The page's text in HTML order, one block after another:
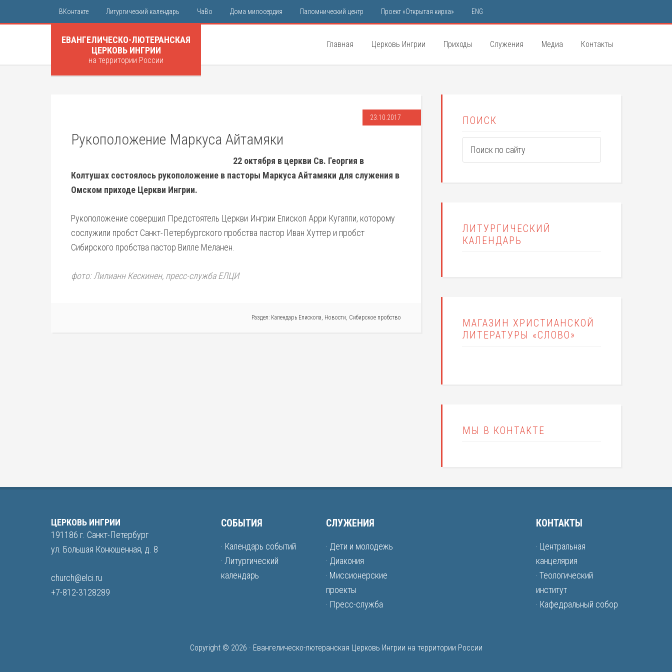
ВКонтакте Литургический календарь ЧаВо Дома милосердия Паломнический центр Проект «Открытая кирха» ENG
ЕВАНГЕЛИЧЕСКО-ЛЮТЕРАНСКАЯ
ЦЕРКОВЬ ИНГРИИ
на территории России
Главная Церковь Ингрии Приходы Служения Медиа Контакты
23.10.2017
Рукоположение Маркуса Айтамяки
22 октября в церкви Св. Георгия в
Колтушах состоялось рукоположение в пасторы Маркуса Айтамяки для служения в
Омском приходе Церкви Ингрии.
Рукоположение совершил Предстоятель Церкви Ингрии Епископ Арри Кугаппи, которому
сослужили пробст Санкт-Петербургского пробства пастор Иван Хуттер и пробст
Сибирского пробства пастор Вилле Меланен.
фото: Лилианн Кескинен, пресс-служба ЕЛЦИ
Раздел: Календарь Епископа, Новости, Сибирское пробство
ПОИСК
ЛИТУРГИЧЕСКИЙ
КАЛЕНДАРЬ
МАГАЗИН ХРИСТИАНСКОЙ
ЛИТЕРАТУРЫ «СЛОВО»
МЫ В КОНТАКТЕ
ЦЕРКОВЬ ИНГРИИ
191186 г. Санкт-Петербург
ул. Большая Конюшенная, д. 8
church@elci.ru
+7-812-3128289
СОБЫТИЯ
· Календарь событий
· Литургический
календарь
СЛУЖЕНИЯ
· Дети и молодежь
· Диакония
· Миссионерские
проекты
· Пресс-служба
КОНТАКТЫ
· Центральная
канцелярия
· Теологический
институт
· Кафедральный собор
Copyright © 2026 · Евангелическо-лютеранская Церковь Ингрии на территории России